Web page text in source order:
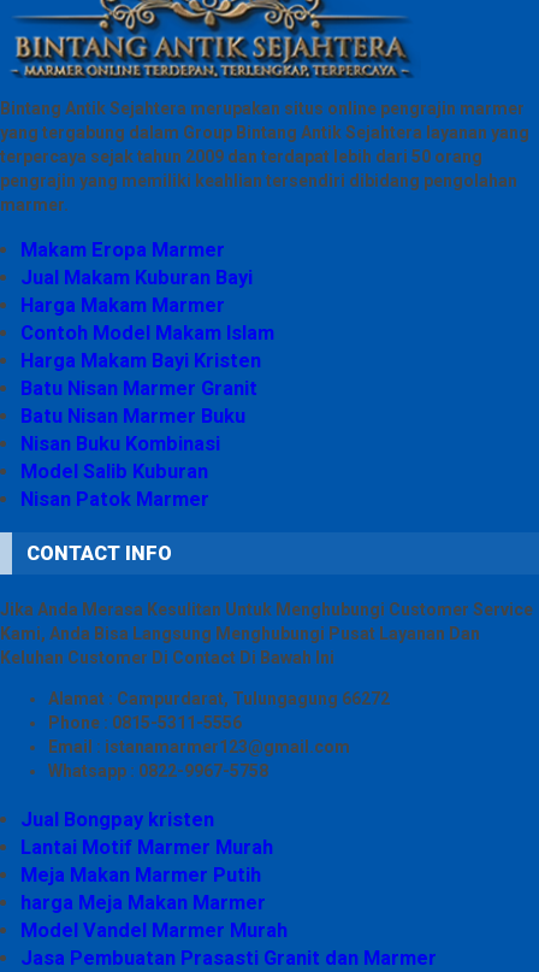
Bintang Antik Sejahtera merupakan situs online pengrajin marmer
yang tergabung dalam Group Bintang Antik Sejahtera layanan yang
terpercaya sejak tahun 2009 dan terdapat lebih dari 50 orang
pengrajin yang memiliki keahlian tersendiri dibidang pengolahan
marmer.
Makam Eropa Marmer
Jual Makam Kuburan Bayi
Harga Makam Marmer
Contoh Model Makam Islam
Harga Makam Bayi Kristen
Batu Nisan Marmer Granit
Batu Nisan Marmer Buku
Nisan Buku Kombinasi
Model Salib Kuburan
Nisan Patok Marmer
CONTACT INFO
Jika Anda Merasa Kesulitan Untuk Menghubungi Customer Service
Kami, Anda Bisa Langsung Menghubungi Pusat Layanan Dan
Keluhan Customer Di Contact Di Bawah Ini
Alamat : Campurdarat, Tulungagung 66272
Phone : 0815-5311-5556
Email : istanamarmer123@gmail.com
Whatsapp : 0822-9967-5758
Jual Bongpay kristen
Lantai Motif Marmer Murah
Meja Makan Marmer Putih
harga Meja Makan Marmer
Model Vandel Marmer Murah
Jasa Pembuatan Prasasti Granit dan Marmer